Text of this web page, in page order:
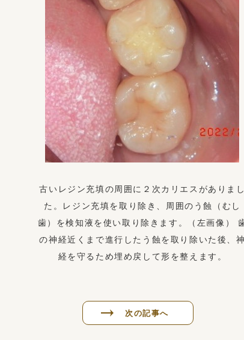
古いレジン充填の周囲に２次カリエスがありまし
た。レジン充填を取り除き、周囲のう蝕（むし
歯）を検知液を使い取り除きます。（左画像）
の神経近くまで進行したう蝕を取り除いた後、神
経を守るため埋め戻して形を整えます。
次の記事へ